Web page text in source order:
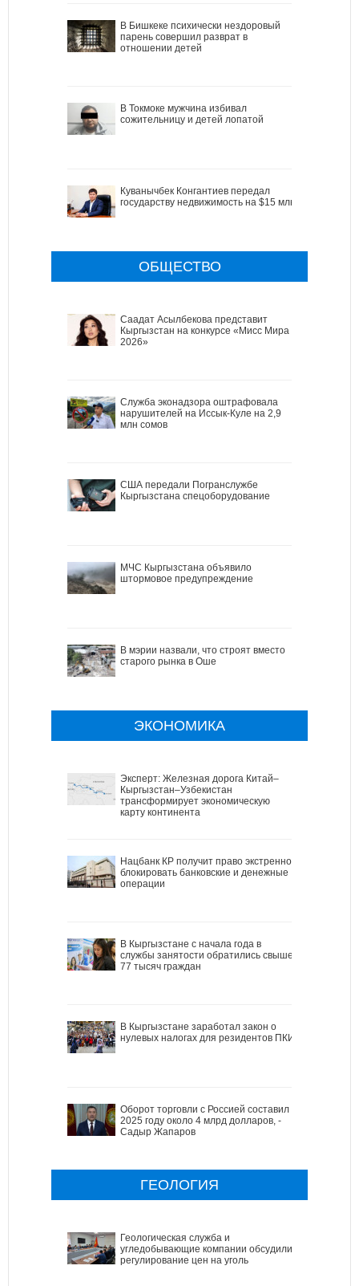
В Бишкеке психически нездоровый
парень совершил разврат в
отношении детей
В Токмоке мужчина избивал
сожительницу и детей лопатой
Куванычбек Конгантиев передал
государству недвижимость на $15 млн
ОБЩЕСТВО
Саадат Асылбекова представит
Кыргызстан на конкурсе «Мисс Мира
2026»
Служба эконадзора оштрафовала
нарушителей на Иссык-Куле на 2,9
млн сомов
США передали Погранслужбе
Кыргызстана спецоборудование
МЧС Кыргызстана объявило
штормовое предупреждение
В мэрии назвали, что строят вместо
старого рынка в Оше
ЭКОНОМИКА
Эксперт: Железная дорога Китай–
Кыргызстан–Узбекистан
трансформирует экономическую
карту континента
Нацбанк КР получит право экстренно
блокировать банковские и денежные
операции
В Кыргызстане с начала года в
службы занятости обратились свыше
77 тысяч граждан
В Кыргызстане заработал закон о
нулевых налогах для резидентов ПКИ
Оборот торговли с Россией составил в
2025 году около 4 млрд долларов, -
Садыр Жапаров
ГЕОЛОГИЯ
Геологическая служба и
угледобывающие компании обсудили
регулирование цен на уголь